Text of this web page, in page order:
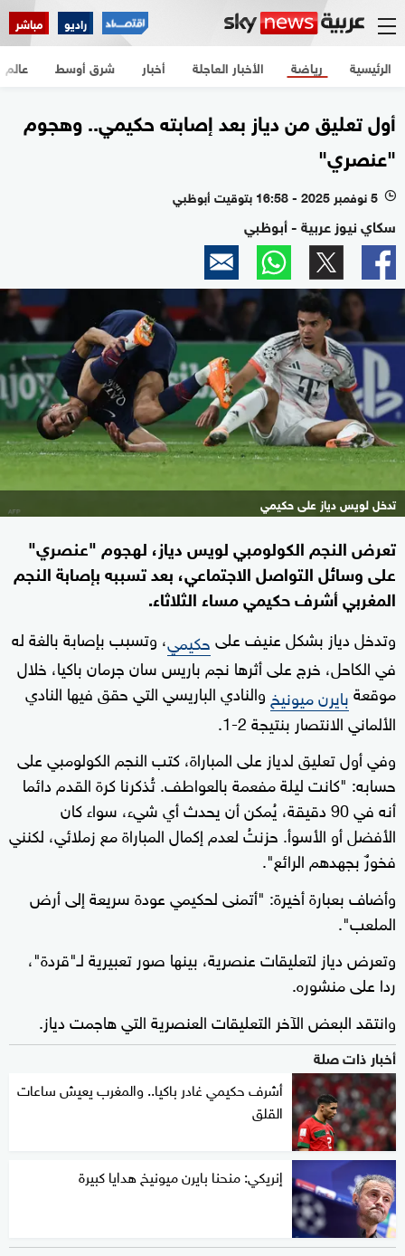
راديو مباشر
الرئيسية الأخبار العاجلة أخبار شرق أوسط عالم رياضة
أول تعليق من دياز بعد إصابته حكيمي.. وهجوم
"عنصري"
l 5 نوفمبر 2025 - 16:58 بتوقيت أبوظبي
سكاي نيوز عربية - أبوظبي
تدخل لويس دياز على حكيمي
تعرض النجم الكولومبي لويس دياز، لهجوم "عنصري"
على وسائل التواصل الاجتماعي، بعد تسببه بإصابة النجم
المغربي أشرف حكيمي مساء الثلاثاء.
وتدخل دياز بشكل عنيف علىحكيمي، وتسبب بإصابة بالغة له
في الكاحل، خرج على أثرها نجم باريس سان جرمان باكيا، خلال
موقعةبايرن ميونيخ والنادي الباريسي التي حقق فيها النادي
الألماني الانتصار بنتيجة 2-1.
وفي أول تعليق لدياز على المباراة، كتب النجم الكولومبي على
حسابه: "كانت ليلة مفعمة بالعواطف. تُذكرنا كرة القدم دائما
أنه في 90 دقيقة، يُمكن أن يحدث أي شيء، سواء كان
الأفضل أو الأسوأ. حزنتُ لعدم إكمال المباراة مع زملائي، لكنني
فخورٌ بجهدهم الرائع".
وأضاف بعبارة أخيرة: "أتمنى لحكيمي عودة سريعة إلى أرض
الملعب".
وتعرض دياز لتعليقات عنصرية، بينها صور تعبيرية لـ"قردة"،
ردا على منشوره.
وانتقد البعض الآخر التعليقات العنصرية التي هاجمت دياز.
أخبار ذات صلة
أشرف حكيمي غادر باكيا.. والمغرب يعيش ساعات
القلق
إنريكي: منحنا بايرن ميونيخ هدايا كبيرة